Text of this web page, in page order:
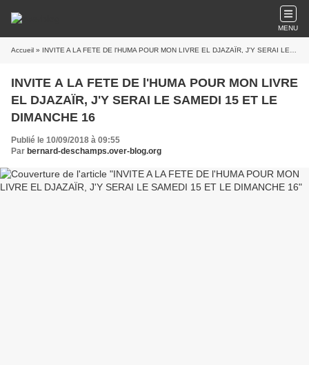
MENU
Accueil » INVITE A LA FETE DE l'HUMA POUR MON LIVRE EL DJAZAÏR, J'Y SERAI LE SAMEDI 15 ET LE DIMANCHE 16
INVITE A LA FETE DE l'HUMA POUR MON LIVRE
EL DJAZAÏR, J'Y SERAI LE SAMEDI 15 ET LE
DIMANCHE 16
Publié le 10/09/2018 à 09:55
Par bernard-deschamps.over-blog.org